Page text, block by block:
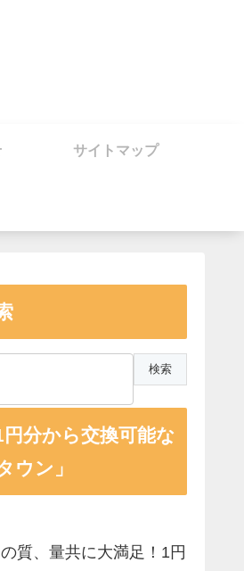
サイトマップ
分から交換可能な
ウン」
質、量共に大満足！1円